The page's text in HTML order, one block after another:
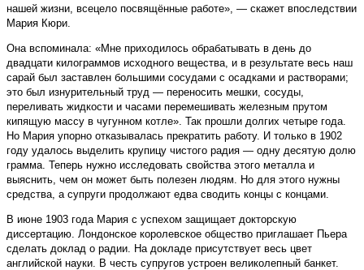
нашей жизни, всецело посвящённые работе», — скажет впоследствии
Мария Кюри.
Она вспоминала: «Мне приходилось обрабатывать в день до
двадцати килограммов исходного вещества, и в результате весь наш
сарай был заставлен большими сосудами с осадками и растворами;
это был изнурительный труд — переносить мешки, сосуды,
переливать жидкости и часами перемешивать железным прутом
кипящую массу в чугунном котле». Так прошли долгих четыре года.
Но Мария упорно отказывалась прекратить работу. И только в 1902
году удалось выделить крупицу чистого радия — одну десятую долю
грамма. Теперь нужно исследовать свойства этого металла и
выяснить, чем он может быть полезен людям. Но для этого нужны
средства, а супруги продолжают едва сводить концы с концами.
В июне 1903 года Мария с успехом защищает докторскую
диссертацию. Лондонское королевское общество приглашает Пьера
сделать доклад о радии. На докладе присутствует весь цвет
английской науки. В честь супругов устроен великолепный банкет.